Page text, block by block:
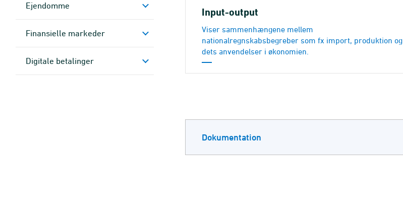
Input-output
Viser sammenhængene mellem
nationalregnskabsbegreber som fx import, produktion og
dets anvendelser i økonomien.
Dokumentation
Ejendomme
Finansielle markeder
Digitale betalinger